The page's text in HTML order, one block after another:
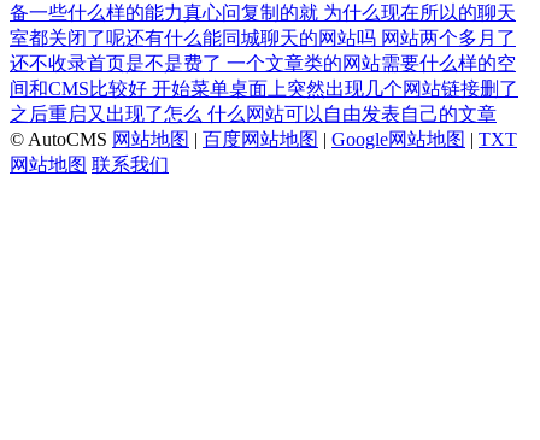
备一些什么样的能力真心问复制的就 为什么现在所以的聊天
室都关闭了呢还有什么能同城聊天的网站吗 网站两个多月了
还不收录首页是不是费了 一个文章类的网站需要什么样的空
间和CMS比较好 开始菜单桌面上突然出现几个网站链接删了
之后重启又出现了怎么 什么网站可以自由发表自己的文章
© AutoCMS 网站地图 | 百度网站地图 | Google网站地图 | TXT
网站地图 联系我们